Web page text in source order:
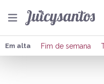
Em alta Fim de semana